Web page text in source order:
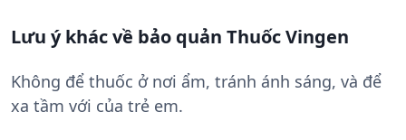
Lưu ý khác về bảo quản Thuốc Vingen
Không để thuốc ở nơi ẩm, tránh ánh sáng, và để
xa tầm với của trẻ em.